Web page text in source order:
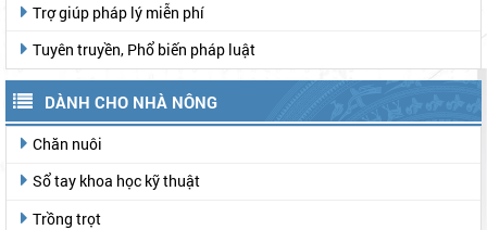
Trợ giúp pháp lý miễn phí
Tuyên truyền, Phổ biến pháp luật
DÀNH CHO NHÀ NÔNG
Chăn nuôi
Sổ tay khoa học kỹ thuật
Trồng trọt